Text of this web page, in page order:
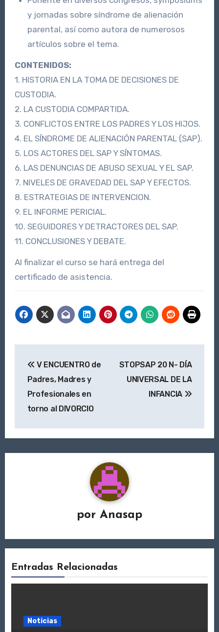
y jornadas sobre síndrome de alienación
parental, así como autora de numerosos
artículos sobre el tema.
CONTENIDOS:
1. HISTORIA EN LA TOMA DE DECISIONES DE
CUSTODIA.
2. LA CUSTODIA COMPARTIDA.
3. CONFLICTOS ENTRE LOS PADRES Y LOS HIJOS.
4. EL SÍNDROME DE ALIENACIÓN PARENTAL (SAP).
5. LOS ACTORES DEL SAP Y SÍNTOMAS.
6. LAS DENUNCIAS DE ABUSO SEXUAL Y EL SAP.
7. NIVELES DE GRAVEDAD DEL SAP Y EFECTOS.
8. ESTRATEGIAS DE INTERVENCION.
9. EL INFORME PERICIAL.
10. SEGUIDORES Y DETRACTORES DEL SAP.
11. CONCLUSIONES Y DEBATE.
Al finalizar el curso se hará entrega del
certificado de asistencia.
de
entradas
V ENCUENTRO de
Padres, Madres y
Profesionales en
torno al DIVORCIO
STOPSAP 20 N- DÍA
UNIVERSAL DE LA
INFANCIA
por Anasap
Entradas Relacionadas
Noticias